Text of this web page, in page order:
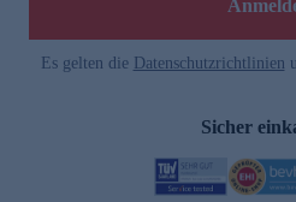
Es gelten die Datenschutzrichtlinien
Sicher